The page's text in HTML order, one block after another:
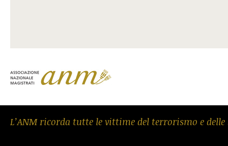
L’ANM ricorda tutte le vittime del terrorismo e